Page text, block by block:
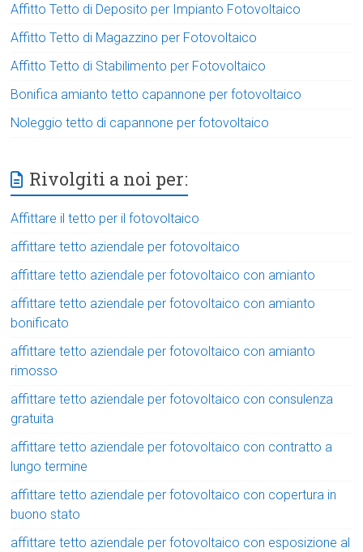
Affitto Tetto di Deposito per Impianto Fotovoltaico
Affitto Tetto di Magazzino per Fotovoltaico
Affitto Tetto di Stabilimento per Fotovoltaico
Bonifica amianto tetto capannone per fotovoltaico
Noleggio tetto di capannone per fotovoltaico
Rivolgiti a noi per:
Affittare il tetto per il fotovoltaico
affittare tetto aziendale per fotovoltaico
affittare tetto aziendale per fotovoltaico con amianto
affittare tetto aziendale per fotovoltaico con amianto
bonificato
affittare tetto aziendale per fotovoltaico con amianto
rimosso
affittare tetto aziendale per fotovoltaico con consulenza
gratuita
affittare tetto aziendale per fotovoltaico con contratto a
lungo termine
affittare tetto aziendale per fotovoltaico con copertura in
buono stato
affittare tetto aziendale per fotovoltaico con esposizione al